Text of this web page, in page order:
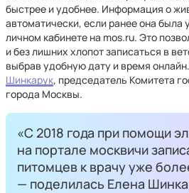
быстрее и удобнее. Информация о
автоматически, если ранее она была
личном кабинете на mos.ru. Это
и без лишних хлопот записаться в
выбрав удобную дату и время
Шинкарук, председатель Комитета
города Москвы.
«С 2018 года при помощи
на портале москвичи
питомцев к врачу уже
— поделилась Елена